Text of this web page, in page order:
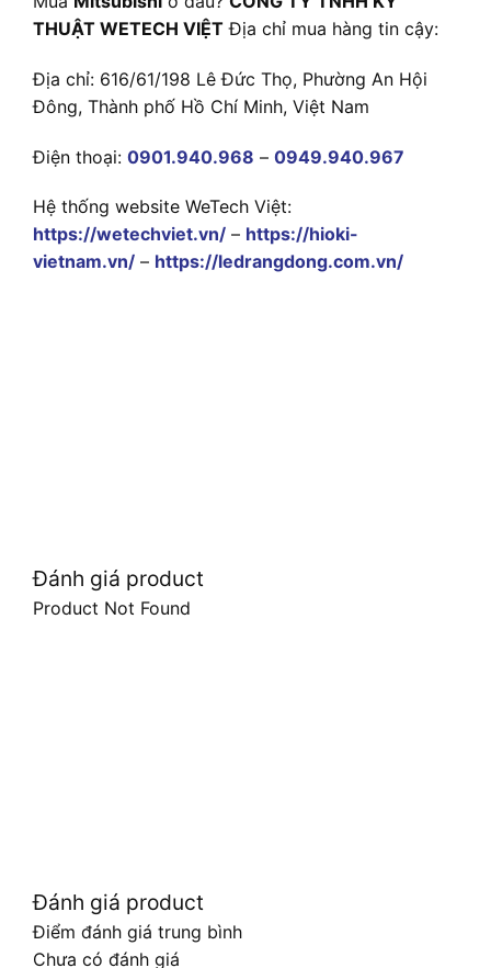
THUẬT WETECH VIỆT Địa chỉ mua hàng tin cậy:
Địa chỉ: 616/61/198 Lê Đức Thọ, Phường An Hội
Đông, Thành phố Hồ Chí Minh, Việt Nam
Điện thoại: 0901.940.968 – 0949.940.967
Hệ thống website WeTech Việt:
https://wetechviet.vn/ – https://hioki-
vietnam.vn/ – https://ledrangdong.com.vn/
Đánh giá product
Product Not Found
Đánh giá product
Điểm đánh giá trung bình
Chưa có đánh giá